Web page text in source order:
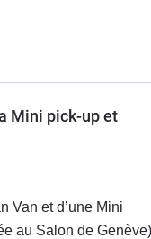
Mini pick-up et
Van et d’une Mini
au Salon de